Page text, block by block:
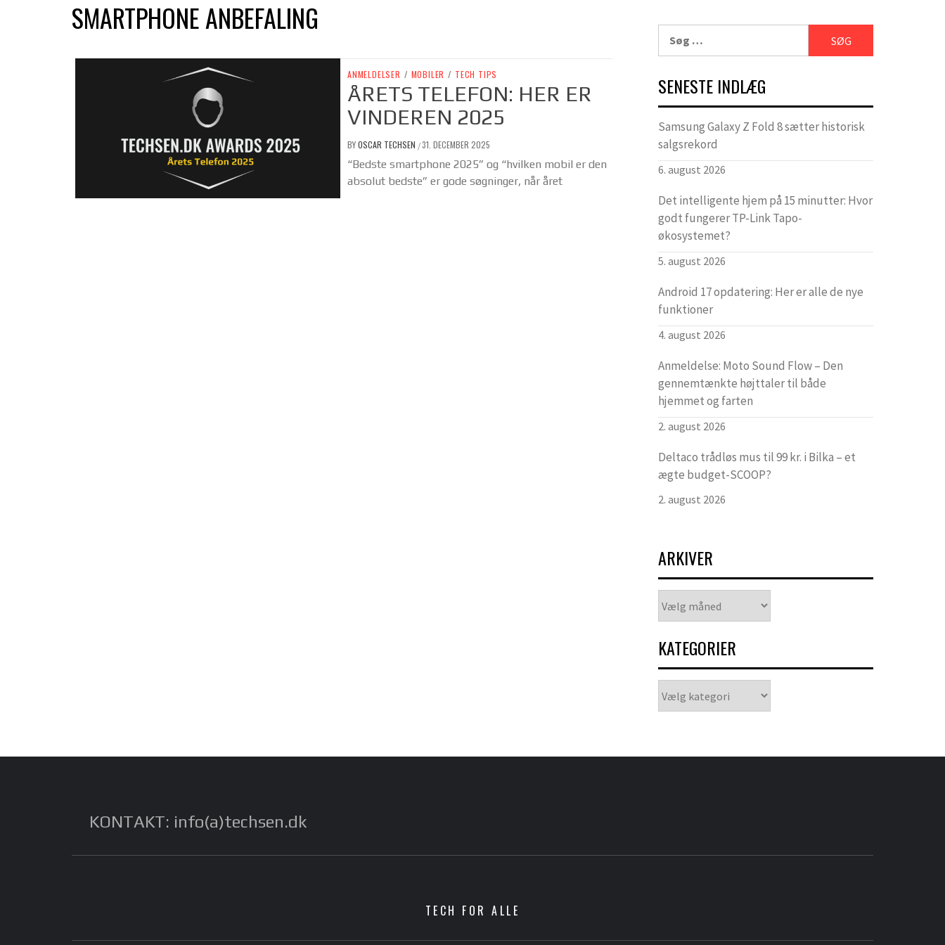
SMARTPHONE ANBEFALING
ANMELDELSER / MOBILER / TECH TIPS
ÅRETS TELEFON: HER ER
VINDEREN 2025
BYOSCAR TECHSEN /31. DECEMBER 2025
“Bedste smartphone 2025” og “hvilken mobil er den
absolut bedste” er gode søgninger, når året
efter:
SENESTE INDLÆG
Samsung Galaxy Z Fold 8 sætter historisk
salgsrekord
6. august 2026
Det intelligente hjem på 15 minutter: Hvor
godt fungerer TP-Link Tapo-
økosystemet?
5. august 2026
Android 17 opdatering: Her er alle de nye
funktioner
4. august 2026
Anmeldelse: Moto Sound Flow – Den
gennemtænkte højttaler til både
hjemmet og farten
2. august 2026
Deltaco trådløs mus til 99 kr. i Bilka – et
ægte budget-SCOOP?
2. august 2026
ARKIVER
KATEGORIER
KONTAKT: info(a)techsen.dk
TECH FOR ALLE